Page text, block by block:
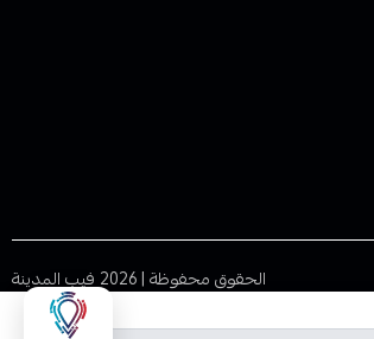
الحقوق محفوظة | 2026 فيب المدينة